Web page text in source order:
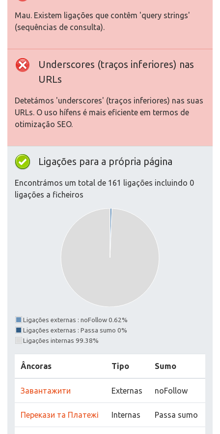
Mau. Existem ligações que contêm 'query strings'
(sequências de consulta).
Underscores (traços inferiores) nas
URLs
Detetámos 'underscores' (traços inferiores) nas suas
URLs. O uso hífens é mais eficiente em termos de
otimização SEO.
Ligações para a própria página
Encontrámos um total de 161 ligações incluindo 0
ligações a ficheiros
Ligações externas : noFollow 0.62%
Ligações externas : Passa sumo 0%
Ligações internas 99.38%
Âncoras Tipo Sumo
Завантажити Externas noFollow
Перекази та Платежі Internas Passa sumo